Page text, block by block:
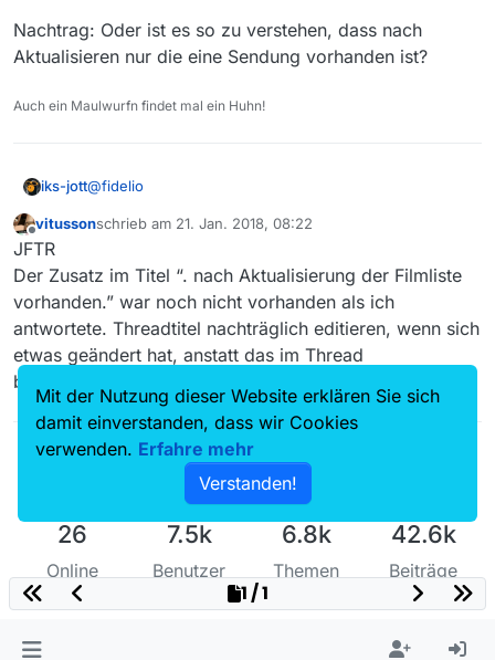
Nachtrag: Oder ist es so zu verstehen, dass nach
Aktualisieren nur die eine Sendung vorhanden ist?
Auch ein Maulwurfn findet mal ein Huhn!
iks-jott@fidelio
Ich verstehe den Sinn des Beitrags nicht.
vorhanden ist und das ist sie tatsächlich, wozu diese
Meldung?
Letzte Ausstrahlung 14.10.2016!!! Auch dazu gibt es
gehäuft Beiträge im Forum.
Siehe auch
Gruß
Nachtrag: Oder ist es so zu verstehen, dass nach
Aktualisieren nur die eine Sendung vorhanden ist?
Offline
vitussonschrieb am 21. Jan. 2018, 08:22
zuletzt editiert von
JFTR
Der Zusatz im Titel “. nach Aktualisierung der Filmliste
vorhanden.” war noch nicht vorhanden als ich
antwortete. Threadtitel nachträglich editieren, wenn sich
etwas geändert hat, anstatt das im Thread
bekanntzugeben ist nicht so prickelnd.
26
Online
7.5k
Benutzer
6.8k
Themen
42.6k
Beiträge
1 / 1
Mit der Nutzung dieser Website erklären Sie sich
damit einverstanden, dass wir Cookies
verwenden. Erfahre mehr
Verstanden!